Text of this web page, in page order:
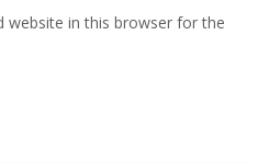
website in this browser for the